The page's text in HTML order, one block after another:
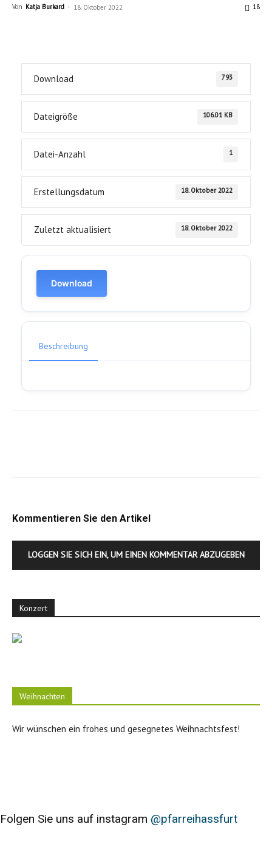
Von Katja Burkard - 18. Oktober 2022 18
Download 793
Dateigröße 106.01 KB
Datei-Anzahl 1
Erstellungsdatum 18. Oktober 2022
Zuletzt aktualisiert 18. Oktober 2022
Download
Beschreibung
Kommentieren Sie den Artikel
LOGGEN SIE SICH EIN, UM EINEN KOMMENTAR ABZUGEBEN
Konzert
Weihnachten
Wir wünschen ein frohes und gesegnetes Weihnachtsfest!
Folgen Sie uns auf instagram @pfarreihassfurt